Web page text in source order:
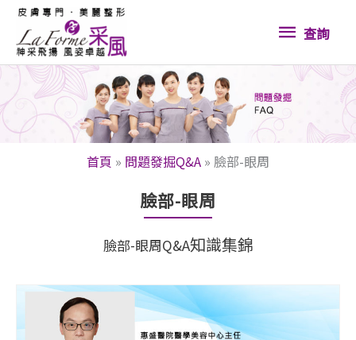
容
查
詢
查詢
首頁 » 問題發掘Q&A » 臉部-眼周
臉部-眼周
臉部-眼周Q&A知識集錦